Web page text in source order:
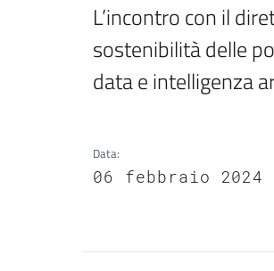
L’incontro con il
sostenibilità delle
data e intelligenza
Data:
06 febbraio 2024